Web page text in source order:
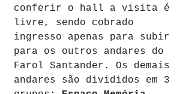
conferir o hall a visita é
livre, sendo cobrado
ingresso apenas para subir
para os outros andares do
Farol Santander. Os demais
andares são divididos em 3